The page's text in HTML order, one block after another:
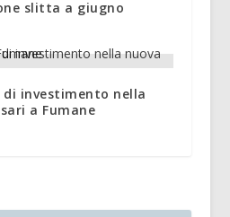
slitta a giugno
di investimento nella
a Fumane